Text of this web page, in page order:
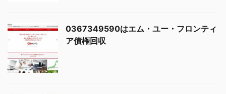
0367349590はエム・ユー・フロンティ
ア債権回収